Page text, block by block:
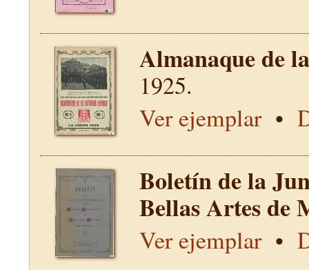
Almanaque de
1925.
Ver ejemplar•
Boletín de la
Bellas Artes
Ver ejemplar•